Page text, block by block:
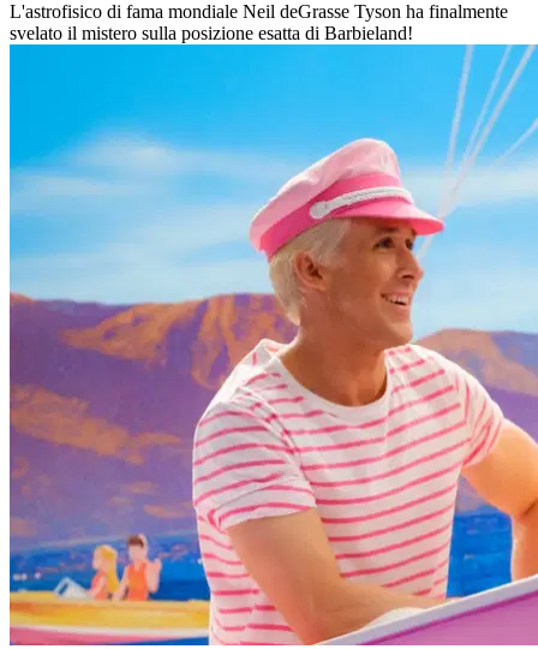
L'astrofisico di fama mondiale Neil deGrasse Tyson ha finalmente
svelato il mistero sulla posizione esatta di Barbieland!